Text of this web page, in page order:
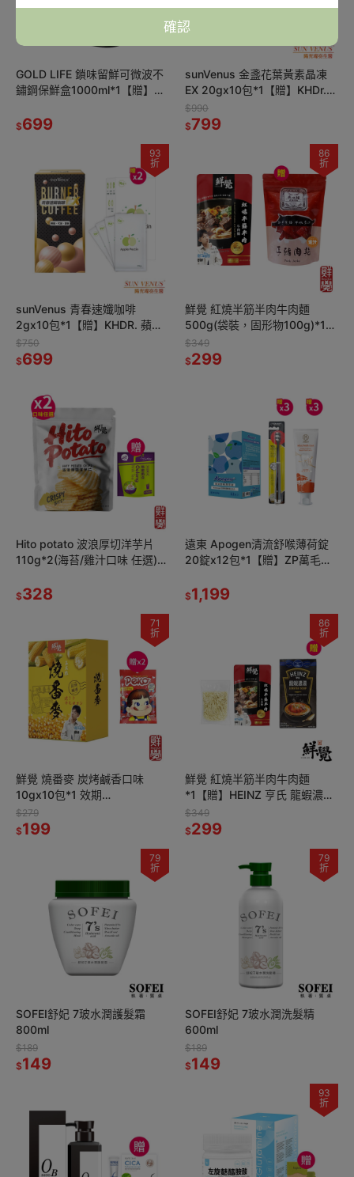
確認
GOLD LIFE 鎖味留鮮可微波不
鏽鋼保鮮盒1000ml*1【贈】
藍350ml*1
$699
sunVenus 金盞花葉黃素晶凍
EX 20gx10包*1【贈】KHDr.日
舒萃然B膠囊 430mgx30粒*2
$990
$799
93
折
sunVenus 青春速孅咖啡
2gx10包*1【贈】KHDR. 蘋果
柑橘果膠15gx4包*2
$750
$699
86
折
鮮覺 紅燒半筋半肉牛肉麵
500g(袋裝，固形物100g)*1
效期2027.3.10【贈】魚咬豬
厚豬肉乾蜜汁*1
$349
$299
Hito potato 波浪厚切洋芋片
110g*2(海苔/雞汁口味 任選)
20gX10包*1
$328
遠東 Apogen清流舒喉薄荷錠
20錠x12包*1【贈】ZP萬毛旗
健龍血修護牙膏(各3)
$1,199
71
折
鮮覺 燒番麥 炭烤鹹香口味
10gx10包*1 效期
2026.9.29【贈】不二家 Peko
牛奶糖 72g(袋裝)*2
$279
$199
86
折
鮮覺 紅燒半筋半肉牛肉麵
*1【贈】HEINZ 亨氏 龍蝦濃湯
LOBSTER SOUP 1L*1 效期
2027.3.23
$349
$299
79
折
SOFEI舒妃 7玻水潤護髮霜
800ml
$189
$149
79
折
SOFEI舒妃 7玻水潤洗髮精
600ml
$189
$149
93
折